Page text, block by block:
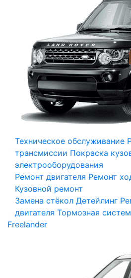
Техническое обслуживание
трансмиссии Покраска
электрооборудования
Ремонт двигателя Ремонт
Кузовной ремонт
Замена стёкол Детейлинг
двигателя Тормозная
Freelander